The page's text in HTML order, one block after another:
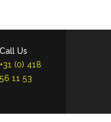
Call Us
+31 (0) 418
56 11 53